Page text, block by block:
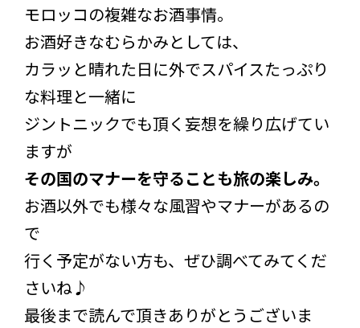
モロッコの複雑なお酒事情。
お酒好きなむらかみとしては、
カラッと晴れた日に外でスパイスたっぷり
な料理と一緒に
ジントニックでも頂く妄想を繰り広げてい
ますが
その国のマナーを守ることも旅の楽しみ。
お酒以外でも様々な風習やマナーがあるの
で
行く予定がない方も、ぜひ調べてみてくだ
さいね♪
最後まで読んで頂きありがとうございま